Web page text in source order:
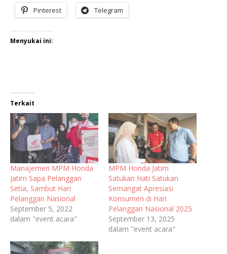
Pinterest Telegram
Menyukai ini:
Terkait
Manajemen MPM Honda
Jatim Sapa Pelanggan
Setia, Sambut Hari
Pelanggan Nasional
September 5, 2022
dalam "event acara"
MPM Honda Jatim
Satukan Hati Satukan
Semangat Apresiasi
Konsumen di Hari
Pelanggan Nasional 2025
September 13, 2025
dalam "event acara"